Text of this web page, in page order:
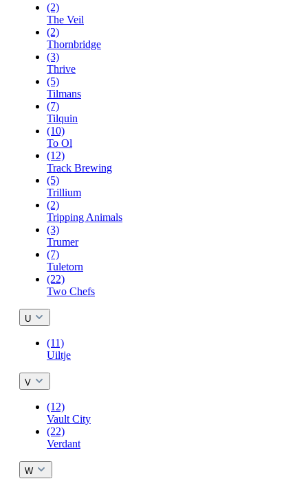
(2)
The Veil
(2)
Thornbridge
(3)
Thrive
(5)
Tilmans
(7)
Tilquin
(10)
To Ol
(12)
Track Brewing
(5)
Trillium
(2)
Tripping Animals
(3)
Trumer
(7)
Tuletorn
(22)
Two Chefs
U
(11)
Uiltje
V
(12)
Vault City
(22)
Verdant
W